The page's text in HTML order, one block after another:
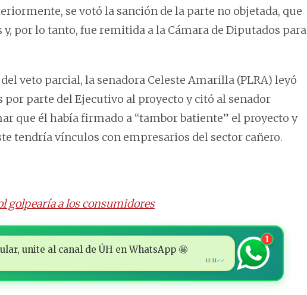
se votó la sanción de la parte no objetada, que
por lo tanto, fue remitida a la Cámara de Diputados para
veto parcial, la senadora Celeste Amarilla (PLRA) leyó
por parte del Ejecutivo al proyecto y citó al senador
que él había firmado a “tambor batiente” el proyecto y
tendría vínculos con empresarios del sector cañero.
golpearía a los consumidores
unite al canal de ÚH en WhatsApp 🤩
11:11✓✓
1